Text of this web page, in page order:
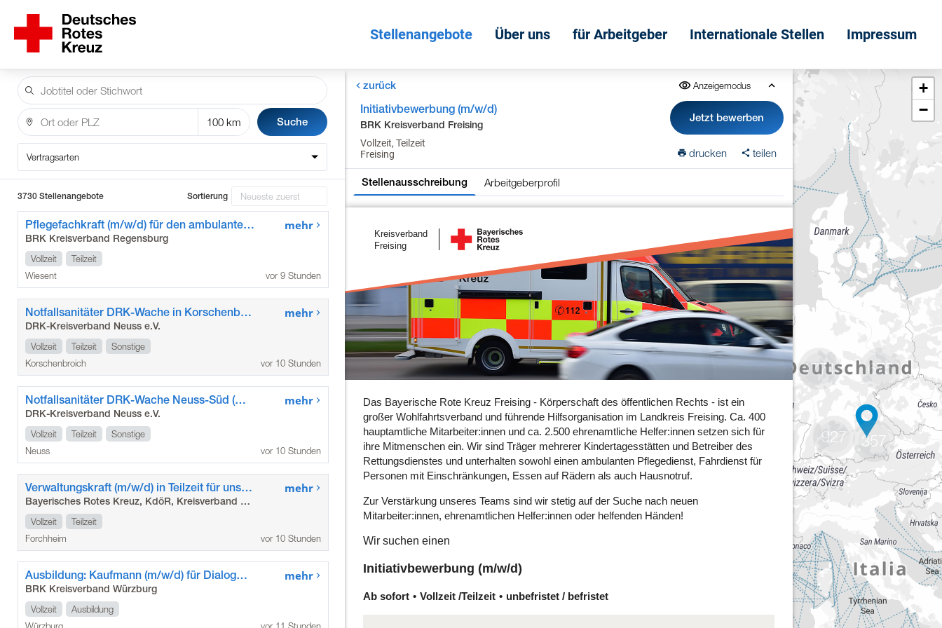
Stellenangebote Über uns für Arbeitgeber Internationale Stellen Impressum
Suche
Vertragsarten
3730 Stellenangebote Sortierung
Pflegefachkraft (m/w/d) für den ambulanten Pflegedienst Wiesent
BRK Kreisverband Regensburg
Vollzeit
Teilzeit
Wiesent
mehr
vor 9 Stunden
Notfallsanitäter DRK-Wache in Korschenbroich (m/w/d)
DRK-Kreisverband Neuss e.V.
Vollzeit
Teilzeit
Sonstige
Korschenbroich
mehr
vor 10 Stunden
Notfallsanitäter DRK-Wache Neuss-Süd (m/w/d)
DRK-Kreisverband Neuss e.V.
Vollzeit
Teilzeit
Sonstige
Neuss
mehr
vor 10 Stunden
Verwaltungskraft (m/w/d) in Teilzeit für unser Seniorenzentrum in Gößweinstein
Bayerisches Rotes Kreuz, KdöR, Kreisverband Forchheim
Vollzeit
Teilzeit
Forchheim
mehr
vor 10 Stunden
Ausbildung: Kaufmann (m/w/d) für Dialogmarketing
BRK Kreisverband Würzburg
Vollzeit
Ausbildung
mehr
zurück Anzeigemodus
Initiativbewerbung (m/w/d)
BRK Kreisverband Freising
Vollzeit, Teilzeit
Freising
Jetzt bewerben
drucken teilen
Stellenausschreibung Arbeitgeberprofil
1771
927
675
357
+
−